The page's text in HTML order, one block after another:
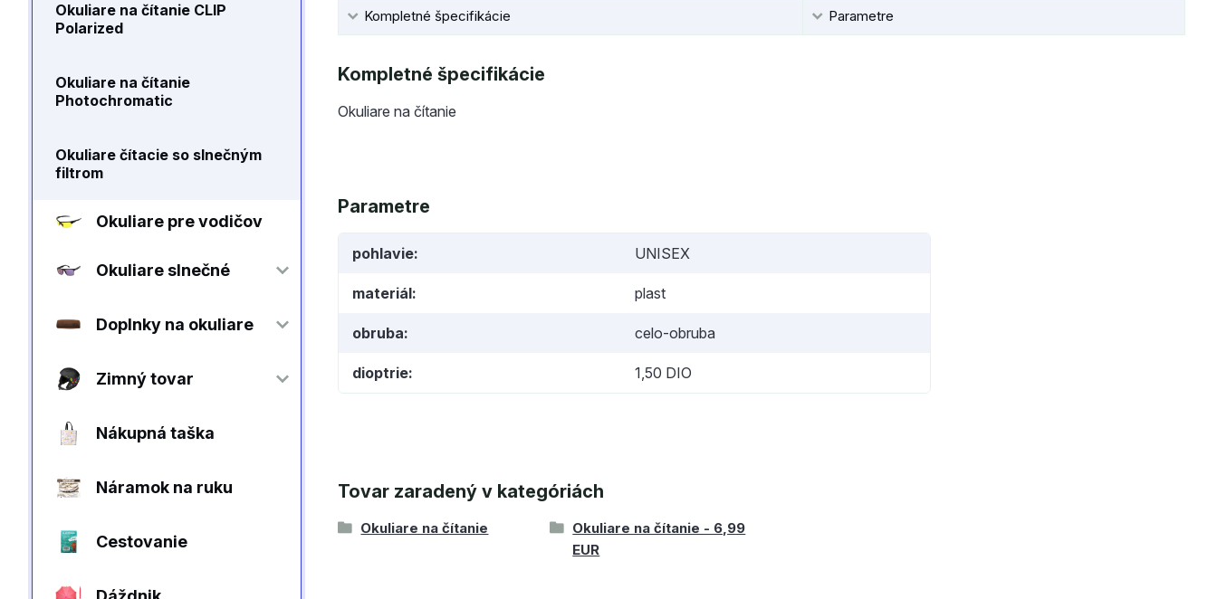
Okuliare na čítanie CLIP
Polarized
Okuliare na čítanie
Photochromatic
Okuliare čítacie so slnečným
filtrom
Okuliare pre vodičov
Okuliare slnečné
Doplnky na okuliare
Zimný tovar
Nákupná taška
Náramok na ruku
Cestovanie
Kompletné špecifikácie Parametre
Kompletné špecifikácie
Okuliare na čítanie
Parametre
pohlavie UNISEX
materiál plast
obruba celo-obruba
dioptrie 1,50 DIO
Tovar zaradený v kategóriách
Okuliare na čítanie
Okuliare na čítanie - 6,99
EUR